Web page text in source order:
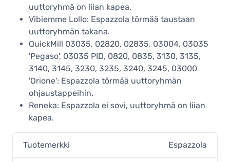
uuttoryhmä on liian kapea.
Vibiemme Lollo: Espazzola törmää taustaan
uuttoryhmän takana.
QuickMill 03035, 02820, 02835, 03004, 03035
'Pegaso', 03035 PID, 0820, 0835, 3130, 3135,
3140, 3145, 3230, 3235, 3240, 3245, 03000
'Orione': Espazzola törmää uuttoryhmän
ohjaustappeihin.
Reneka: Espazzola ei sovi, uuttoryhmä on liian
kapea.
Tuotemerkki Espazzola